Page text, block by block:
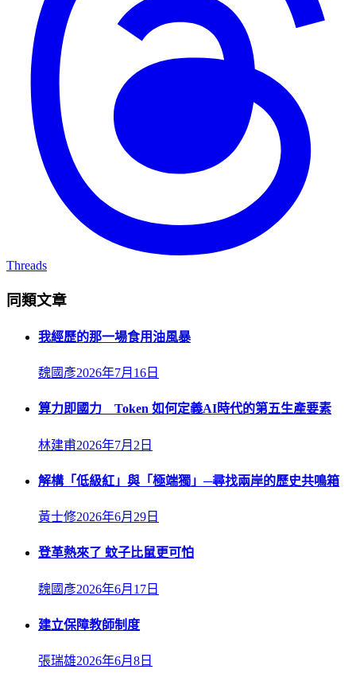
Threads
同類文章
我經歷的那一場食用油風暴
魏國彥2026年7月16日
算力即國力 Token 如何定義AI時代的第五生產要素
林建甫2026年7月2日
解構「低級紅」與「極端獨」─尋找兩岸的歷史共鳴箱
黃士修2026年6月29日
登革熱來了 蚊子比鼠更可怕
魏國彥2026年6月17日
建立保障教師制度
張瑞雄2026年6月8日